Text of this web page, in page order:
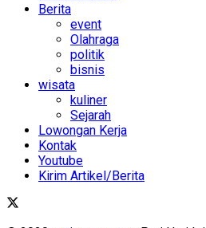
Berita
event
Olahraga
politik
bisnis
wisata
kuliner
Sejarah
Lowongan Kerja
Kontak
Youtube
Kirim Artikel/Berita